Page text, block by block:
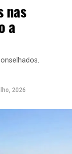
nas
a
2026